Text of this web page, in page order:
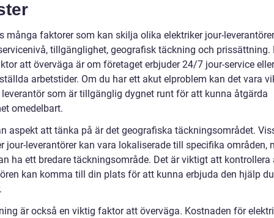
många faktorer som kan skilja olika elektriker jour-
tillgänglighet, geografisk täckning och prissättning.
att överväga är om företaget erbjuder 24/7 jour-service
arbetstider. Om du har ett akut elproblem kan det vara
som är tillgänglig dygnet runt för att kunna åtgärda
omedelbart.
aspekt att tänka på är det geografiska täckningsområdet.
jour-leverantörer kan vara lokaliserade till specifika områden,
ha ett bredare täckningsområde. Det är viktigt att kontrollera
kan komma till din plats för att kunna erbjuda den hjälp du
är också en viktig faktor att överväga. Kostnaden för